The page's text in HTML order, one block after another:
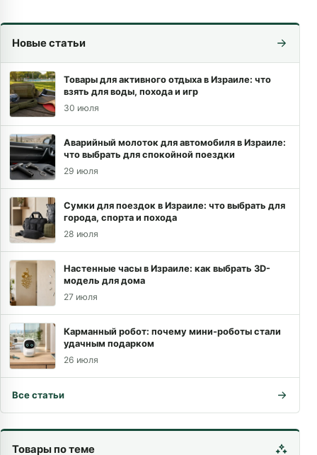
Новые статьи
Товары для активного отдыха в Израиле: что
взять для воды, похода и игр
30 июля
Аварийный молоток для автомобиля в Израиле:
что выбрать для спокойной поездки
29 июля
Сумки для поездок в Израиле: что выбрать для
города, спорта и похода
28 июля
Настенные часы в Израиле: как выбрать 3D-
модель для дома
27 июля
Карманный робот: почему мини-роботы стали
удачным подарком
26 июля
Все статьи
Товары по теме